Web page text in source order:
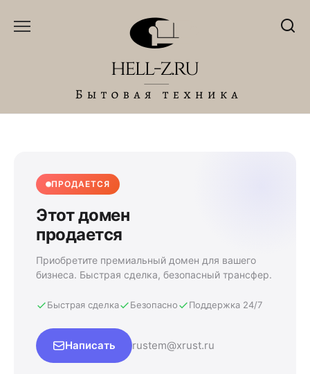
ПРОДАЕТСЯ
Этот домен
продается
Приобретите премиальный домен для вашего
бизнеса. Быстрая сделка, безопасный трансфер.
Быстрая сделка Безопасно Поддержка 24/7
Написать rustem@xrust.ru